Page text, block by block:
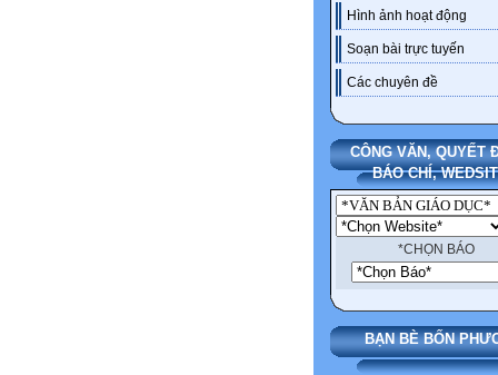
Hình ảnh hoạt động
Soạn bài trực tuyến
Các chuyên đề
CÔNG VĂN, QUYẾT
BÁO CHÍ,
*CHỌN BÁO
BẠN BÈ BỐN